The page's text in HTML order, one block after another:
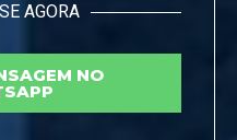
AGORA
NO